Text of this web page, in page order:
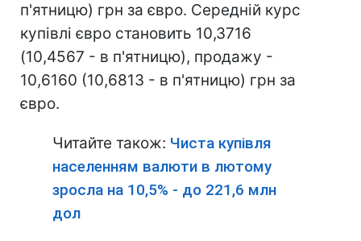
п'ятницю) грн за євро. Середній курс
купівлі євро становить 10,3716
(10,4567 - в п'ятницю), продажу -
10,6160 (10,6813 - в п'ятницю) грн за
євро.
Читайте також: Чиста купівля
населенням валюти в лютому
зросла на 10,5% - до 221,6 млн
дол